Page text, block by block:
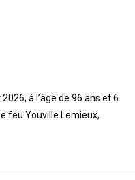
à l’âge de 96 ans et 6
feu Youville Lemieux,